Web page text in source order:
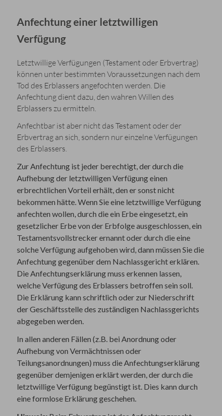
Anfechtung einer letztwilligen
Verfügung
Letztwillige Verfügungen (Testament oder Erbvertrag)
können unter bestimmten Voraussetzungen nach dem
Tod des Erblassers angefochten werden. Die
Anfechtung dient dazu, den wahren Willen des
Erblassers zu ermitteln.
Anfechtbar ist aber nicht das Testament oder der
Erbvertrag an sich, sondern nur einzelne Verfügungen
des Erblassers.
Zur Anfechtung ist jeder berechtigt, der durch die
Aufhebung der letztwilligen Verfügung einen
erbrechtlichen Vorteil erhält, den er sonst nicht
bekommen hätte. Wenn Sie eine letztwillige Verfügung
anfechten wollen, durch die ein Erbe eingesetzt, ein
gesetzlicher Erbe von der Erbfolge ausgeschlossen, ein
Testamentsvollstrecker ernannt oder durch die eine
solche Verfügung aufgehoben wird, dann müssen Sie die
Anfechtung gegenüber dem Nachlassgericht erklären.
Die Anfechtungserklärung muss erkennen lassen,
welche Verfügung des Erblassers betroffen sein soll.
Die Erklärung kann schriftlich oder zur Niederschrift
der Geschäftsstelle des zuständigen Nachlassgerichts
abgegeben werden.
In allen anderen Fällen (z.B. bei Anordnung oder
Aufhebung von Vermächtnissen oder
Teilungsanordnungen) muss die Anfechtungserklärung
gegenüber demjenigen erklärt werden, der durch die
letztwillige Verfügung begünstigt ist. Dies kann durch
eine formlose Erklärung geschehen.